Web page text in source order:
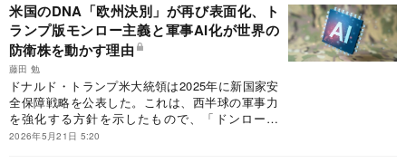
米国のDNA「欧州決別」が再び表面化、ト
ランプ版モンロー主義と軍事AI化が世界の
防衛株を動かす理由
藤田 勉
ドナルド・トランプ米大統領は2025年に新国家安
全保障戦略を公表した。これは、西半球の軍事力
を強化する方針を示したもので、「ドンロー主
義」（トランプ版モンロー主義）を具現化したも
2026年5月21日 5:20